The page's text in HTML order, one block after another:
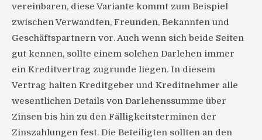
vereinbaren, diese Variante kommt zum Beispiel
zwischen Verwandten, Freunden, Bekannten und
Geschäftspartnern vor. Auch wenn sich beide Seiten
gut kennen, sollte einem solchen Darlehen immer
ein Kreditvertrag zugrunde liegen. In diesem
Vertrag halten Kreditgeber und Kreditnehmer alle
wesentlichen Details von Darlehenssumme über
Zinsen bis hin zu den Fälligkeitsterminen der
Zinszahlungen fest. Die Beteiligten sollten an den